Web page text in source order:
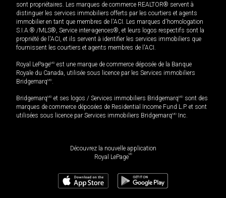
sont propriétaires. Les marques de commerce REALTOR® servent à
distinguer les services immobiliers offerts par les courtiers et agents
immobilier en tant que membres de l'ACI. Les marques d'homologation
S.I.A.® /MLS®, Service inter-agences®, et leurs logos respectifs sont la
propriété de l'ACI, et ils servent à identifier les services immobiliers que
fournissent les courtiers et agents membres de l'ACI.
Royal LePageMD est une marque de commerce déposée de la Banque
Royale du Canada, utilisée sous licence par les Services immobiliers
BridgemarqMD
BridgemarqMD et ses logos / Services immobiliers BridgemarqMD sont des
marques de commerce déposées de Residential Income Fund L.P. et sont
utilisées sous licence par Services immobiliers BridgemarqMD Inc.
Découvrez la nouvelle application
Royal LePageMD